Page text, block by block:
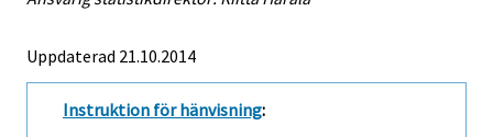
Uppdaterad 21.10.2014
Instruktion för hänvisning: